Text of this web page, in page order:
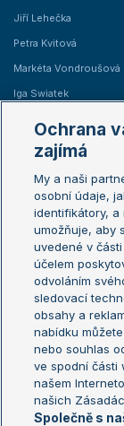
Jiří Lehečka
Petra Kvitová
Markéta Vondroušová
Iga Swiatek
Žebříčky
Žebříček ATP (muži)
Žebříček WTA (ženy)
Sázkařský žebříček
Aktualní trendy
Fotbalové přestupy
Livesport Daily
LS Prague Open
Ochrana
zajímá
My a naši
osobní údaje,
identifikátory, a
umožňuje, aby
uvedené v
účelem
odvoláním
sledovací
obsahy a
nabídku
nebo souhlas
ve spodní části
našem
našich
Společně s